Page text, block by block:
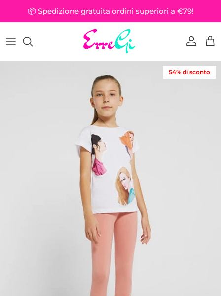
Passa ai contenuti
📦 Spedizione gratuita ordini superiori a €79!
Account
54% di sconto